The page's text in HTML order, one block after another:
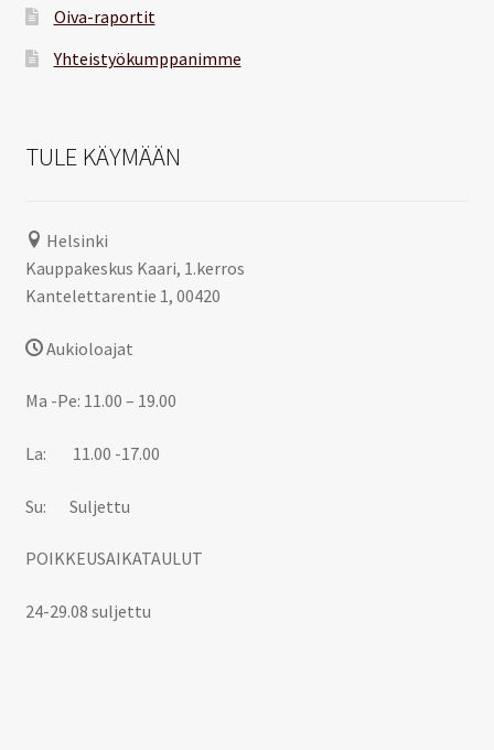
Oiva-raportit
Yhteistyökumppanimme
TULE KÄYMÄÄN
Helsinki
Kauppakeskus Kaari, 1.kerros
Kantelettarentie 1, 00420
Aukioloajat
Ma -Pe: 11.00 – 19.00
La: 11.00 -17.00
Su: Suljettu
POIKKEUSAIKATAULUT
24-29.08 suljettu